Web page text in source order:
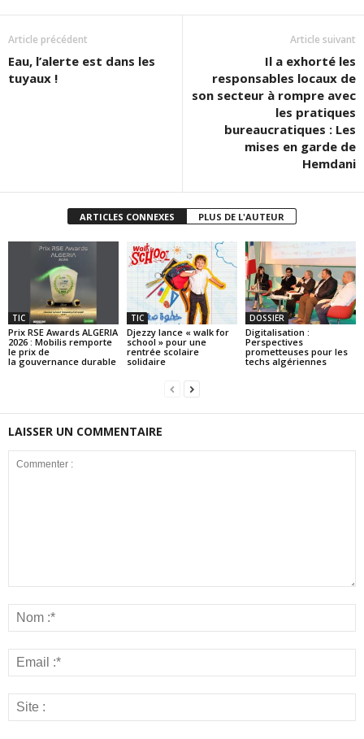
Article précédent
Eau, l’alerte est dans les
tuyaux !
Article suivant
Il a exhorté les
responsables locaux de
son secteur à rompre avec
les pratiques
bureaucratiques : Les
mises en garde de
Hemdani
ARTICLES CONNEXES PLUS DE L'AUTEUR
TIC
Prix RSE Awards ALGERIA
2026 : Mobilis remporte
le prix de
la gouvernance durable
TIC
Djezzy lance « walk for
school » pour une
rentrée scolaire
solidaire
DOSSIER
Digitalisation :
Perspectives
prometteuses pour les
techs algériennes
LAISSER UN COMMENTAIRE